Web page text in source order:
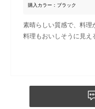
購入カラー：ブラック
素晴らしい質感で、料理
料理もおいしそうに見え